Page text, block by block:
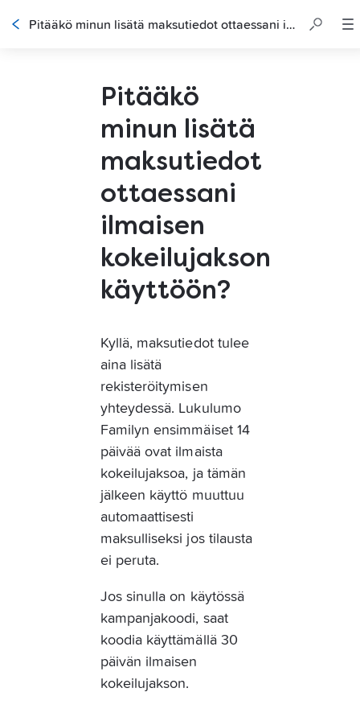
Pitääkö minun lisätä maksutiedot ottaessani ilmaisen kokeilujakson käyttöön?
Pitääkö
minun lisätä
maksutiedot
ottaessani
ilmaisen
kokeilujakson
käyttöön?
Kyllä, maksutiedot tulee
aina lisätä
rekisteröitymisen
yhteydessä. Lukulumo
Familyn ensimmäiset 14
päivää ovat ilmaista
kokeilujaksoa, ja tämän
jälkeen käyttö muuttuu
automaattisesti
maksulliseksi jos tilausta
ei peruta.
Jos sinulla on käytössä
kampanjakoodi, saat
koodia käyttämällä 30
päivän ilmaisen
kokeilujakson.